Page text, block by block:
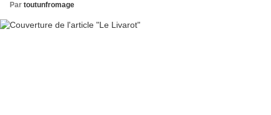
Par toutunfromage